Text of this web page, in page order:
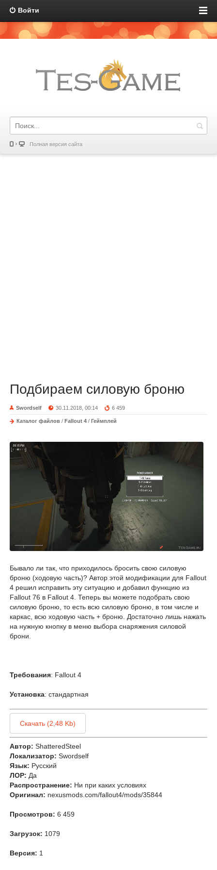
Войти
Полная версия сайта
Подбираем силовую броню
Swordself 30.11.2018, 00:14 6 459
Каталог файлов / Fallout 4 / Геймплей
Бывало ли так, что приходилось бросить свою силовую
броню (ходовую часть)? Автор этой модификации для Fallout
4 решил исправить эту ситуацию и добавил функцию из
Fallout 76 в Fallout 4. Теперь вы можете подобрать свою
силовую броню, то есть всю силовую броню, в том числе и
каркас, всю ходовую часть + броню. Достаточно лишь нажать
на нужную кнопку в меню выбора снаряжения силовой
брони.
Требования: Fallout 4
Установка: стандартная
Скачать (2,48 Kb)
Автор: ShatteredSteel
Локализатор: Swordself
Язык: Русский
ЛОР: Да
Распространение: Ни при каких условиях
Оригинал: nexusmods.com/fallout4/mods/35844
Просмотров: 6 459
Загрузок: 1079
Версия: 1